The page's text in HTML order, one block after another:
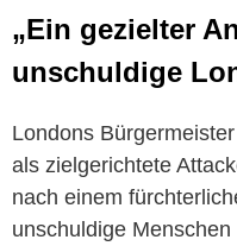
„Ein gezielter
unschuldige
Londons
als zielgerichtete
nach einem
unschuldige